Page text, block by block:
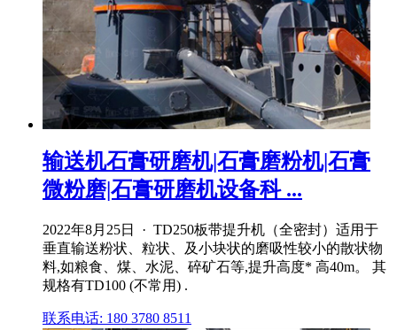
输送机石膏研磨机|石膏磨粉机|石膏
微粉磨|石膏研磨机设备科 ...
2022年8月25日 · TD250板带提升机（全密封）适用于
垂直输送粉状、粒状、及小块状的磨吸性较小的散状物
料,如粮食、煤、水泥、碎矿石等,提升高度* 高40m。 其
规格有TD100 (不常用) .
联系电话: 180 3780 8511